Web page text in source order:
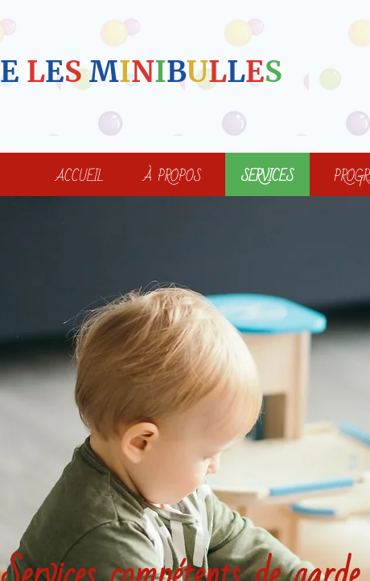
E LES MINIBULLES
ACCUEIL À PROPOS SERVICES